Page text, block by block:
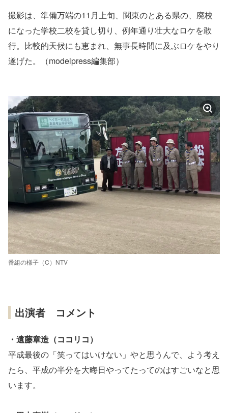
撮影は、準備万端の11月上旬、関東のとある県の、廃校
になった学校二校を貸し切り、例年通り壮大なロケを敢
行。比較的天候にも恵まれ、無事長時間に及ぶロケをやり
遂げた。（modelpress編集部）
番組の様子（C）NTV
出演者 コメント
・遠藤章造（ココリコ）
平成最後の「笑ってはいけない」やと思うんで、よう考え
たら、平成の半分を大晦日やってたってのはすごいなと思
います。